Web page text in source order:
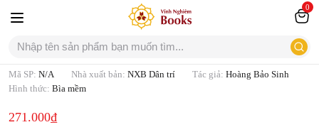
0
Combo Ánh sáng Phật Đà
Mã SP: N/A Nhà xuất bản: NXB Dân trí Tác giả: Hoàng Bảo Sinh
Hình thức: Bìa mềm
271.000₫